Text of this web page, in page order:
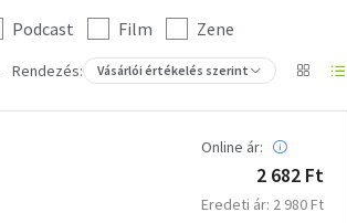
Podcast Film
Zene
Rendezés: Vásárlói értékelés szerint
Online ár:
2 682 Ft
Eredeti ár: 2 980 Ft